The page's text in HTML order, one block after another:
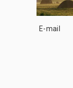
E-mail